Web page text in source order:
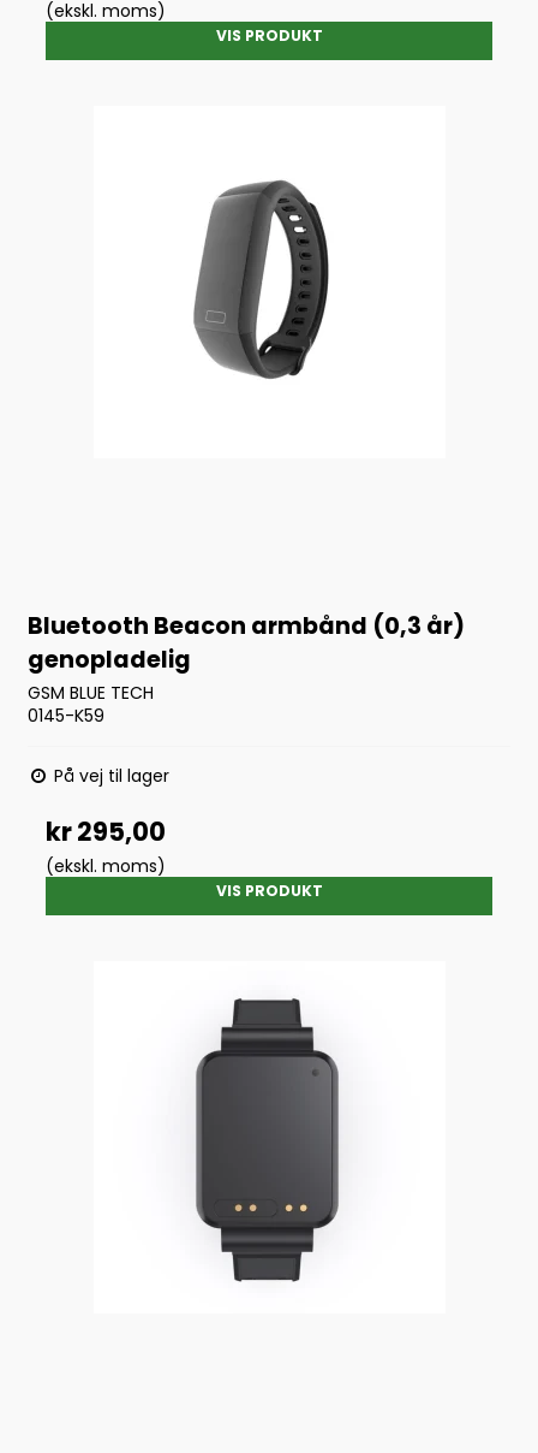
(ekskl. moms)
VIS PRODUKT
Bluetooth Beacon armbånd (0,3 år)
genopladelig
GSM BLUE TECH
0145-K59
På vej til lager
kr 295,00
(ekskl. moms)
VIS PRODUKT